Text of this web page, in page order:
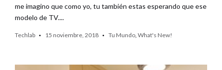
me imagino que como yo, tu también estas esperando que ese
modelo de TV....
Techlab 15 noviembre, 2018 Tu Mundo, What's New!